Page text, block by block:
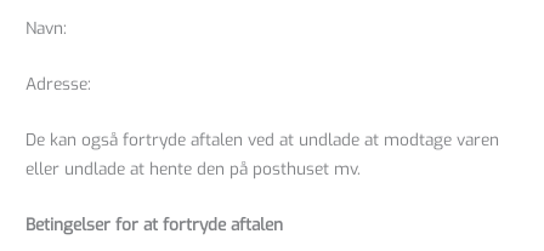
Navn:
Adresse:
De kan også fortryde aftalen ved at undlade at modtage varen
eller undlade at hente den på posthuset mv.
Betingelser for at fortryde aftalen